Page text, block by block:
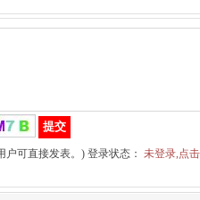
可直接发表。) 登录状态： 未登录,点